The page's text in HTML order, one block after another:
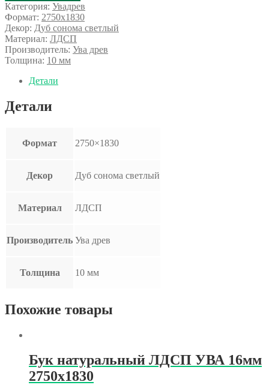
Категория: Увадрев
Формат: 2750x1830
Декор: Дуб сонома светлый
Материал: ЛДСП
Производитель: Ува древ
Толщина: 10 мм
Детали
Детали
Формат 2750×1830
Декор Дуб сонома светлый
Материал ЛДСП
Производитель Ува древ
Толщина 10 мм
Похожие товары
Бук натуральный ЛДСП УВА 16мм
2750х1830